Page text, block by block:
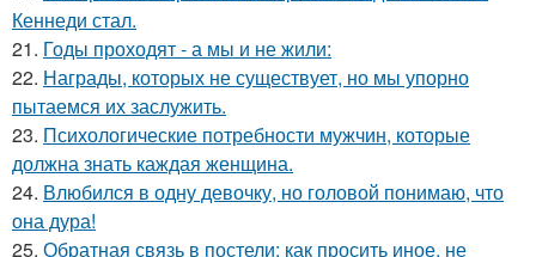
Кеннеди стал.
21. Годы проходят - а мы и не жили:
22. Награды, которых не существует, но мы упорно
пытаемся их заслужить.
23. Психологические потребности мужчин, которые
должна знать каждая женщина.
24. Влюбился в одну девочку, но головой понимаю, что
она дура!
25. Обратная связь в постели: как просить иное, не